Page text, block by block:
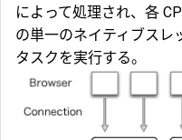
によって処理され、各
の単一のネイティブスレ
タスクを実行する。